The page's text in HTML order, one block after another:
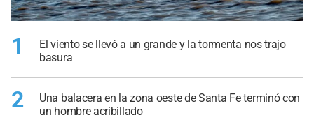
1
El viento se llevó a un grande y la tormenta nos trajo
basura
2
Una balacera en la zona oeste de Santa Fe terminó con
un hombre acribillado